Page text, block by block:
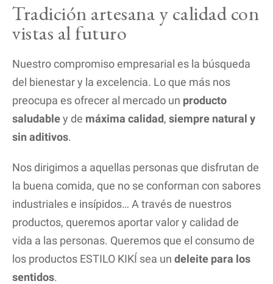
Tradición artesana y calidad con
vistas al futuro
Nuestro compromiso empresarial es la búsqueda
del bienestar y la excelencia. Lo que más nos
preocupa es ofrecer al mercado un producto
saludabley de máxima calidad, siempre natural y
sin aditivos.
Nos dirigimos a aquellas personas que disfrutan de
la buena comida, que no se conforman con sabores
industriales e insípidos… A través de nuestros
productos, queremos aportar valor y calidad de
vida a las personas. Queremos que el consumo de
los productos ESTILO KIKÍ sea un deleite para los
sentidos.